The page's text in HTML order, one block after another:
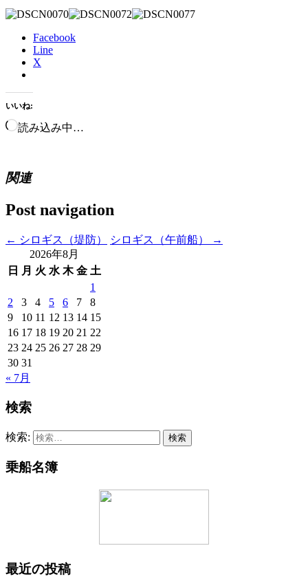
Facebook
Line
X
いいね:
読み込み中…
関連
Post navigation
← シロギス（堤防） シロギス（午前船）
→
2026年8月
日
月 火 水 木 金 土
1
2
3 4 5 6 7
8
9
10 11 12 13 14 15
16 17 18 19 20 21 22
23 24 25 26 27 28 29
30 31
« 7月
検索
検索:
乗船名簿
最近の投稿